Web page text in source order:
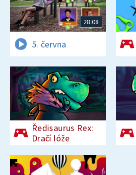
28:08
5. června
Ředisaurus Rex:
Dračí lóže